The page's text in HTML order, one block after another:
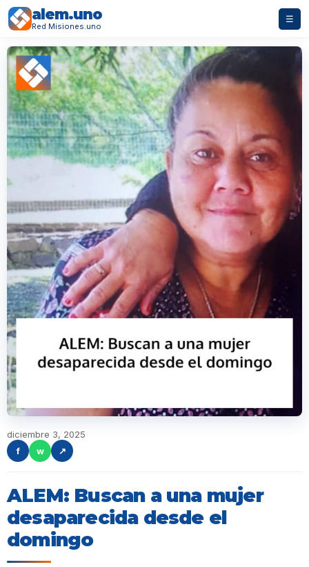
alem.uno
Red Misiones.uno
☰
diciembre 3, 2025
f
w ↗
ALEM: Buscan a una mujer
desaparecida desde el
domingo